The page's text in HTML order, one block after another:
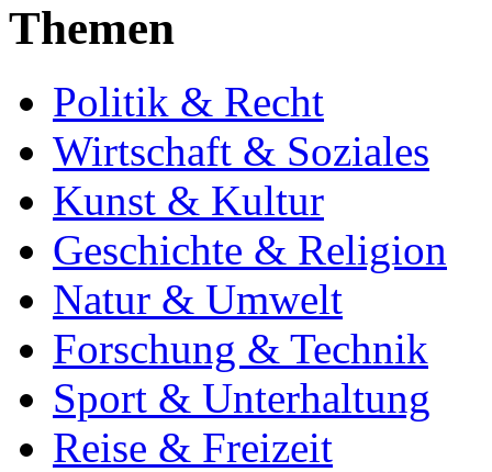
Themen
Politik & Recht
Wirtschaft & Soziales
Kunst & Kultur
Geschichte & Religion
Natur & Umwelt
Forschung & Technik
Sport & Unterhaltung
Reise & Freizeit